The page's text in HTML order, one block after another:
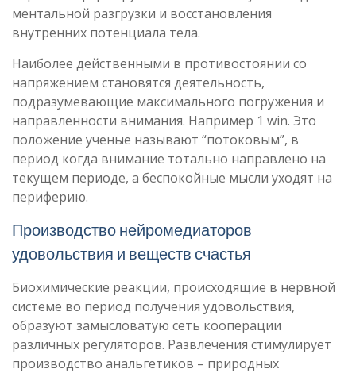
ментальной разгрузки и восстановления
внутренних потенциала тела.
Наиболее действенными в противостоянии со
напряжением становятся деятельность,
подразумевающие максимального погружения и
направленности внимания. Например 1 win. Это
положение ученые называют “потоковым”, в
период когда внимание тотально направлено на
текущем периоде, а беспокойные мысли уходят на
периферию.
Производство нейромедиаторов
удовольствия и веществ счастья
Биохимические реакции, происходящие в нервной
системе во период получения удовольствия,
образуют замысловатую сеть кооперации
различных регуляторов. Развлечения стимулирует
производство анальгетиков – природных